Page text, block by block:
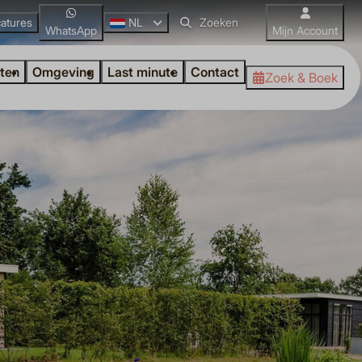
WhatsApp
NL
Mijn Account
Omgeving Last minute Contact Zoek & Boek